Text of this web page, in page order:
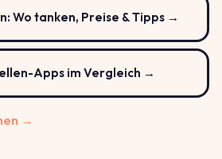
Wo tanken, Preise & Tipps →
Apps im Vergleich →
→